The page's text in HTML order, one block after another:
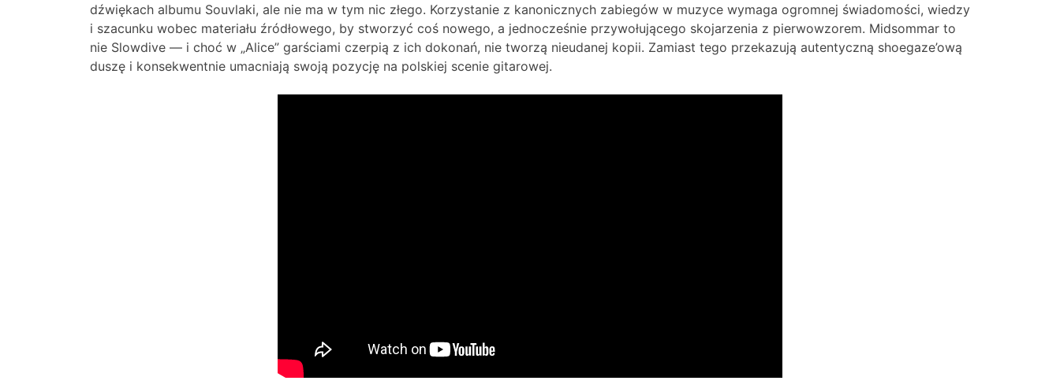
dźwiękach albumu Souvlaki, ale nie ma w tym nic złego. Korzystanie z kanonicznych zabiegów w muzyce wymaga ogromnej świadomości, wiedzy
i szacunku wobec materiału źródłowego, by stworzyć coś nowego, a jednocześnie przywołującego skojarzenia z pierwowzorem. Midsommar to
nie Slowdive — i choć w „Alice” garściami czerpią z ich dokonań, nie tworzą nieudanej kopii. Zamiast tego przekazują autentyczną shoegaze’ową
duszę i konsekwentnie umacniają swoją pozycję na polskiej scenie gitarowej.